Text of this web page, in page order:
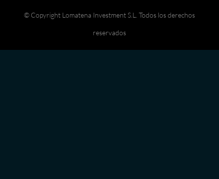
© Copyright Lomatena Investment S.L. Todos los derechos
reservados